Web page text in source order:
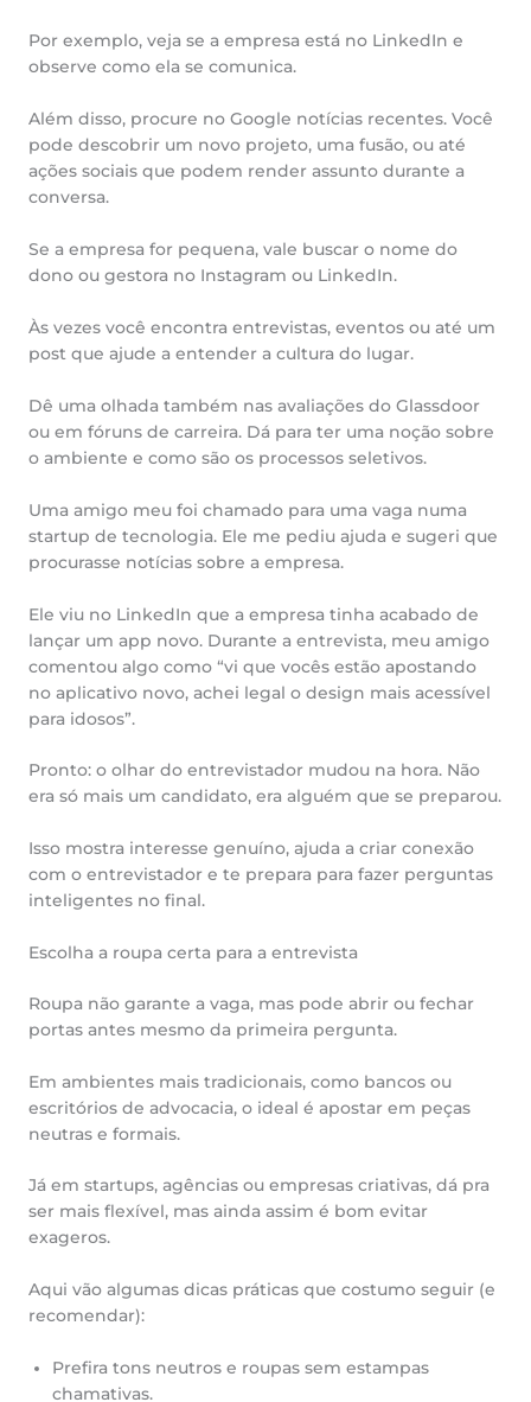
Por exemplo, veja se a empresa está no LinkedIn e
observe como ela se comunica.
Além disso, procure no Google notícias recentes. Você
pode descobrir um novo projeto, uma fusão, ou até
ações sociais que podem render assunto durante a
conversa.
Se a empresa for pequena, vale buscar o nome do
dono ou gestora no Instagram ou LinkedIn.
Às vezes você encontra entrevistas, eventos ou até um
post que ajude a entender a cultura do lugar.
Dê uma olhada também nas avaliações do Glassdoor
ou em fóruns de carreira. Dá para ter uma noção sobre
o ambiente e como são os processos seletivos.
Uma amigo meu foi chamado para uma vaga numa
startup de tecnologia. Ele me pediu ajuda e sugeri que
procurasse notícias sobre a empresa.
Ele viu no LinkedIn que a empresa tinha acabado de
lançar um app novo. Durante a entrevista, meu amigo
comentou algo como “vi que vocês estão apostando
no aplicativo novo, achei legal o design mais acessível
para idosos”.
Pronto: o olhar do entrevistador mudou na hora. Não
era só mais um candidato, era alguém que se preparou.
Isso mostra interesse genuíno, ajuda a criar conexão
com o entrevistador e te prepara para fazer perguntas
inteligentes no final.
Escolha a roupa certa para a entrevista
Roupa não garante a vaga, mas pode abrir ou fechar
portas antes mesmo da primeira pergunta.
Em ambientes mais tradicionais, como bancos ou
escritórios de advocacia, o ideal é apostar em peças
neutras e formais.
Já em startups, agências ou empresas criativas, dá pra
ser mais flexível, mas ainda assim é bom evitar
exageros.
Aqui vão algumas dicas práticas que costumo seguir (e
recomendar):
Prefira tons neutros e roupas sem estampas
chamativas.